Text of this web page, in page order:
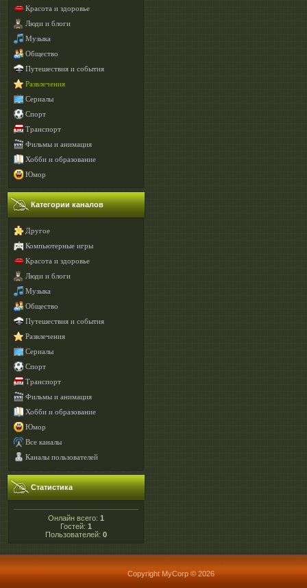
Красота и здоровье
Люди и блоги
Музыка
Общество
Путешествия и события
Развлечения
Сериалы
Спорт
Транспорт
Фильмы и анимация
Хобби и образование
Юмор
Категории каналов
Другое
Компьютерные игры
Красота и здоровье
Люди и блоги
Музыка
Общество
Путешествия и события
Развлечения
Сериалы
Спорт
Транспорт
Фильмы и анимация
Хобби и образование
Юмор
Все каналы
Каналы пользователей
Статистика
Онлайн всего: 1
Гостей: 1
Пользователей: 0
Copyright MyCorp © 2026